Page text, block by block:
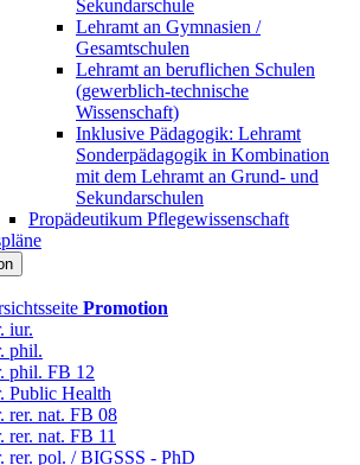
Sekundarschule
Lehramt an Gymnasien /
Gesamtschulen
Lehramt an beruflichen Schulen
(gewerblich-technische
Wissenschaft)
Inklusive Pädagogik: Lehramt
Sonderpädagogik in Kombination
mit dem Lehramt an Grund- und
Sekundarschulen
Propädeutikum Pflegewissenschaft
Promotion
iur.
phil.
phil. FB 12
Public Health
rer. nat. FB 08
rer. nat. FB 11
rer. pol. / BIGSSS - PhD